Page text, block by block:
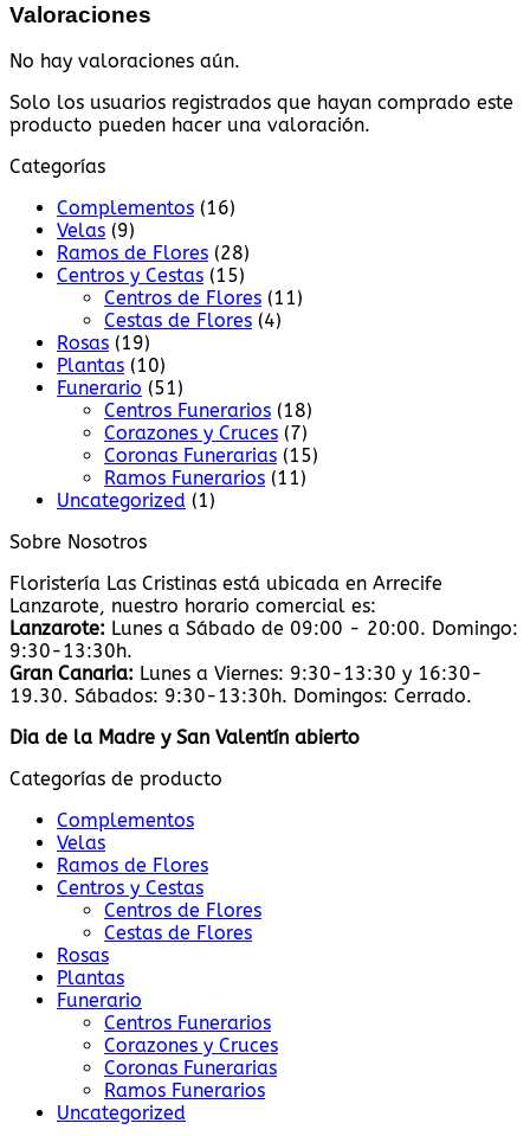
Valoraciones
No hay valoraciones aún.
Solo los usuarios registrados que hayan comprado este
producto pueden hacer una valoración.
Categorías
Complementos (16)
Velas (9)
Ramos de Flores (28)
Centros y Cestas (15)
Centros de Flores (11)
Cestas de Flores (4)
Rosas (19)
Plantas (10)
Funerario (51)
Centros Funerarios (18)
Corazones y Cruces (7)
Coronas Funerarias (15)
Ramos Funerarios (11)
Uncategorized (1)
Sobre Nosotros
Floristería Las Cristinas está ubicada en Arrecife
Lanzarote, nuestro horario comercial es:
Lanzarote: Lunes a Sábado de 09:00 - 20:00. Domingo:
9:30-13:30h.
Gran Canaria: Lunes a Viernes: 9:30-13:30 y 16:30-
19.30. Sábados: 9:30-13:30h. Domingos: Cerrado.
Dia de la Madre y San Valentín abierto
Categorías de producto
Complementos
Velas
Ramos de Flores
Centros y Cestas
Centros de Flores
Cestas de Flores
Rosas
Plantas
Funerario
Centros Funerarios
Corazones y Cruces
Coronas Funerarias
Ramos Funerarios
Uncategorized